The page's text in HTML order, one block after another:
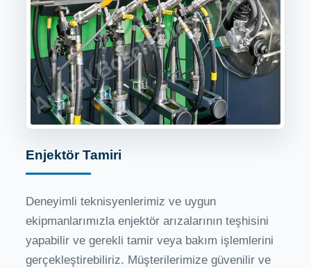
Enjektör Tamiri
Deneyimli teknisyenlerimiz ve uygun
ekipmanlarımızla enjektör arızalarının teşhisini
yapabilir ve gerekli tamir veya bakım işlemlerini
gerçekleştirebiliriz. Müşterilerimize güvenilir ve